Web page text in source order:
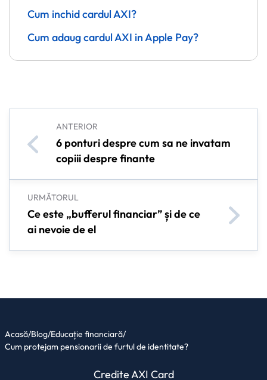
Cum inchid cardul AXI?
Cum adaug cardul AXI in Apple Pay?
ANTERIOR
6 ponturi despre cum sa ne invatam
copiii despre finante
URMĂTORUL
Ce este „bufferul financiar” și de ce
ai nevoie de el
Acasă/Blog/Educație financiară/
Cum protejam pensionarii de furtul de identitate?
Credite AXI Card